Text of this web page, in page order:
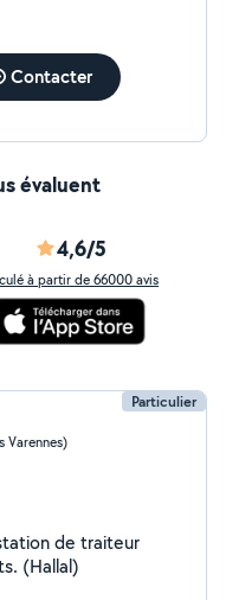
Contacter
évaluent
4,6/5
à partir de 66000 avis
Particulier
Varennes)
de traiteur
(Hallal)